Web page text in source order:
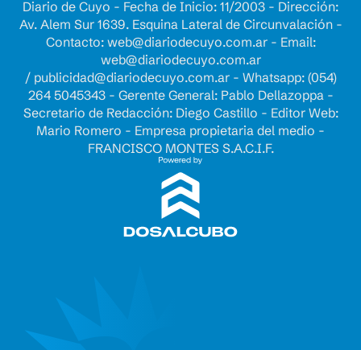
Diario de Cuyo - Fecha de Inicio: 11/2003 - Dirección:
Av. Alem Sur 1639. Esquina Lateral de Circunvalación -
Contacto: web@diariodecuyo.com.ar- Email:
web@diariodecuyo.com.ar
/ publicidad@diariodecuyo.com.ar- Whatsapp: (054)
264 5045343 - Gerente General: Pablo Dellazoppa -
Secretario de Redacción: Diego Castillo - Editor Web:
Mario Romero - Empresa propietaria del medio -
FRANCISCO MONTES S.A.C.I.F.